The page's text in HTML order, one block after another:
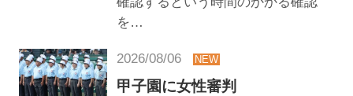
を…
2026/08/06
甲子園に女性審判